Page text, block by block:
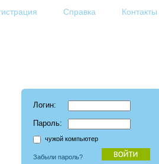
Справка Контакты
Логин:
Пароль:
чужой компьютер
Забыли пароль?